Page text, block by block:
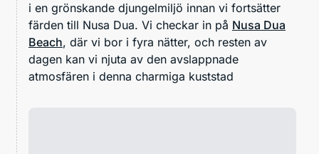
i en grönskande djungelmiljö innan vi fortsätter
färden till Nusa Dua. Vi checkar in på Nusa Dua
Beach, där vi bor i fyra nätter, och resten av
dagen kan vi njuta av den avslappnade
atmosfären i denna charmiga kuststad